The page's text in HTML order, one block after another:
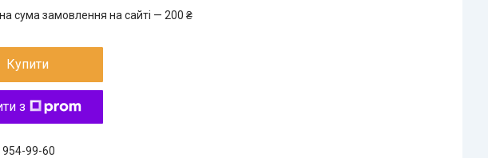
сума замовлення на сайті — 200 ₴
Купити
з
954-99-60